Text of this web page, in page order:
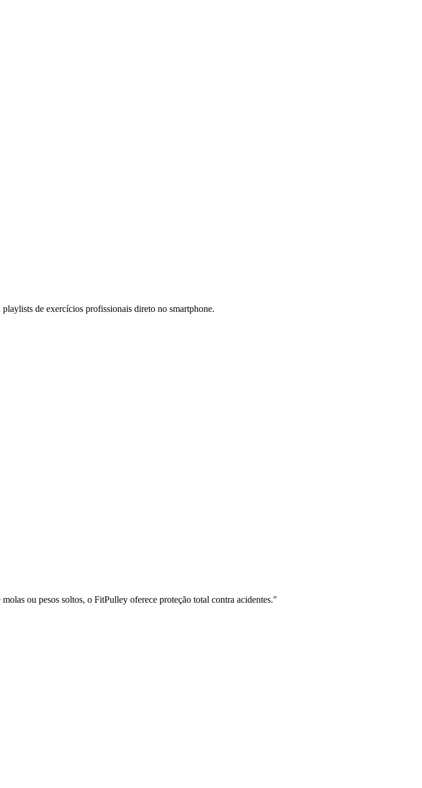
de exercícios profissionais direto no smartphone.
ou pesos soltos, o FitPulley oferece proteção total contra acidentes."